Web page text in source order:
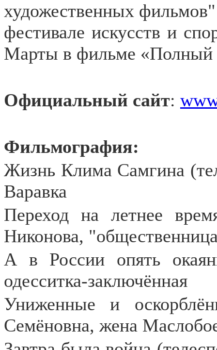
художественных
фестивале искусств и
Марты в фильме «Полный
Официальный сайт:
Фильмография:
Жизнь Клима Самгина
Варавка
Переход на летнее
Никонова,
А в России опять
одесситка-заключённая
Униженные и
Семёновна, жена